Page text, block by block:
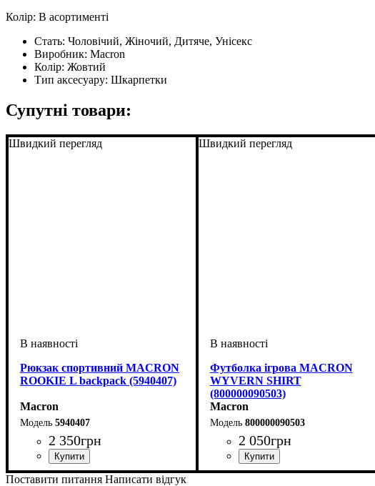
Колір: В асортименті
Стать: Чоловічий, Жіночий, Дитяче, Унісекс
Виробник: Macron
Колір: Жовтий
Тип аксесуару: Шкарпетки
Супутні товари:
Швидкий перегляд
Рюкзак спортивний MACRON
ROOKIE L backpack (5940407)
Macron
5940407
2 350грн
Стать: Унісекс
Виробник: Macron
Колір: Темно-синій
Швидкий перегляд
Футболка ігрова MACRON
WYVERN SHIRT
(800000090503)
Macron
800000090503
2 050грн
Стать: Дитяче, Унісекс, Чоловічий
Виробник: Macron
Колір: Жовтий
Поставити питання Написати відгук